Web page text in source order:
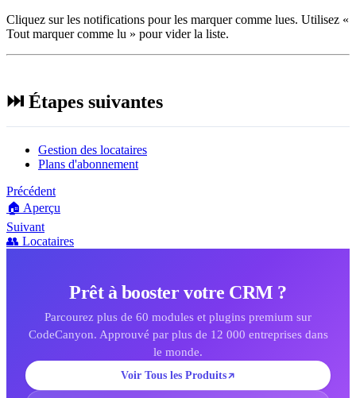
Cliquez sur les notifications pour les marquer comme lues. Utilisez «
Tout marquer comme lu » pour vider la liste.
⏭️ Étapes suivantes
Gestion des locataires
Plans d'abonnement
Précédent
🏠 Aperçu
Suivant
👥 Locataires
Prêt à booster votre CRM ?
Parcourez plus de 60 modules et plugins premium sur
CodeCanyon. Approuvé par plus de 12 000 entreprises dans
le monde.
Voir Tous les Produits